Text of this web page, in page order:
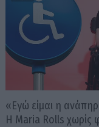
«Εγώ είμαι η
Η Maria Rolls χωρίς